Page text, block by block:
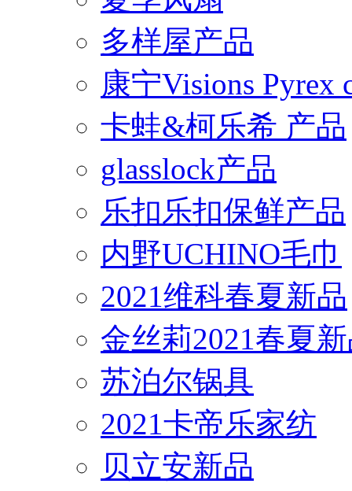
多样屋产品
康宁Visions Pyrex
卡蛙&柯乐希 产品
glasslock产品
乐扣乐扣保鲜产品
内野UCHINO毛巾
2021维科春夏新品
金丝莉2021春夏
苏泊尔锅具
2021卡帝乐家纺
贝立安新品